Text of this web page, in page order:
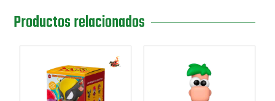
Productos relacionados